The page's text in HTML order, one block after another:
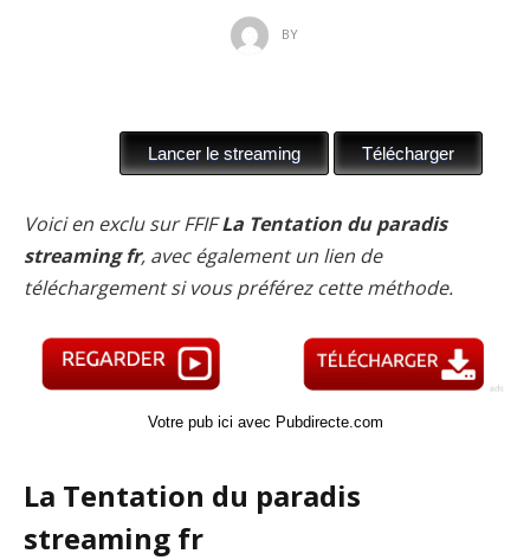
BY
Voici en exclu sur FFIFLa Tentation du paradis
streaming fr, avec également un lien de
téléchargement si vous préférez cette méthode.
Votre pub ici avec Pubdirecte.com
La Tentation du paradis
streaming fr